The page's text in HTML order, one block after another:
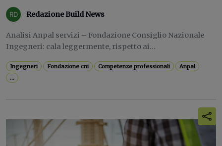
Redazione Build News
Analisi Anpal servizi – Fondazione Consiglio Nazionale
Ingegneri: cala leggermente, rispetto ai...
Ingegneri Fondazione cni Competenze professionali
Anpal
...